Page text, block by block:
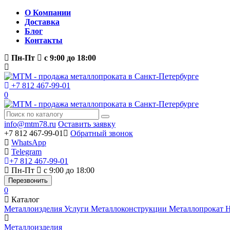
О Компании
Доставка
Блог
Контакты
Пн-Пт
с 9:00 до 18:00
+7 812 467-99-01
0
info@mtm78.ru Оставить заявку
+7 812 467-99-01
Обратный звонок
WhatsApp
Telegram
+7 812 467-99-01
Пн-Пт
с 9:00 до 18:00
Перезвонить
0
Каталог
Металлоизделия Услуги Металлоконструкции Металлопрокат
Металлоизделия